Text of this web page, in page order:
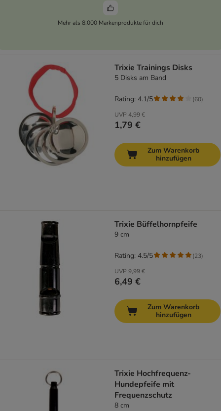
Mehr als 8.000 Markenprodukte für dich
Trixie Trainings Disks
5 Disks am Band
UVP 4,99 €
1,79 €
Rating: 4.1/5 (60)
Zum Warenkorb
hinzufügen
Trixie Büffelhornpfeife
9 cm
UVP 9,99 €
6,49 €
Rating: 4.5/5 (23)
Zum Warenkorb
hinzufügen
Trixie Hochfrequenz-
Hundepfeife mit
Frequenzschutz
8 cm